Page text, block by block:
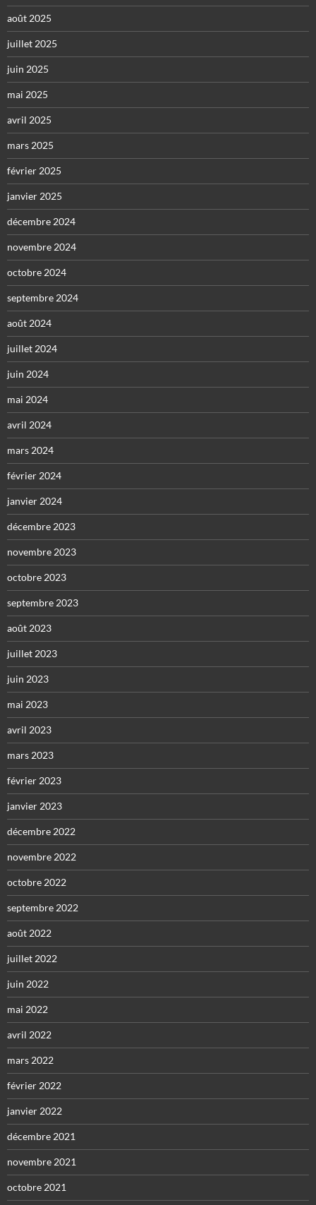
août 2025
juillet 2025
juin 2025
mai 2025
avril 2025
mars 2025
février 2025
janvier 2025
décembre 2024
novembre 2024
octobre 2024
septembre 2024
août 2024
juillet 2024
juin 2024
mai 2024
avril 2024
mars 2024
février 2024
janvier 2024
décembre 2023
novembre 2023
octobre 2023
septembre 2023
août 2023
juillet 2023
juin 2023
mai 2023
avril 2023
mars 2023
février 2023
janvier 2023
décembre 2022
novembre 2022
octobre 2022
septembre 2022
août 2022
juillet 2022
juin 2022
mai 2022
avril 2022
mars 2022
février 2022
janvier 2022
décembre 2021
novembre 2021
octobre 2021